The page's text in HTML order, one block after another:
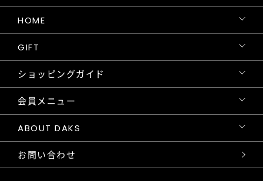
HOME
GIFT
ショッピングガイド
会員メニュー
ABOUT DAKS
お問い合わせ